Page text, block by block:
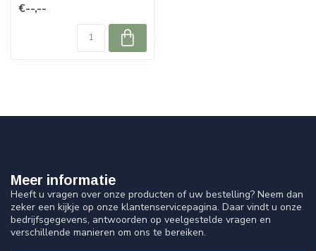
€--,--
Meer informatie
Heeft u vragen over onze producten of uw bestelling? Neem dan
zeker een kijkje op onze klantenservicepagina. Daar vindt u onze
bedrijfsgegevens, antwoorden op veelgestelde vragen en
verschillende manieren om ons te bereiken.